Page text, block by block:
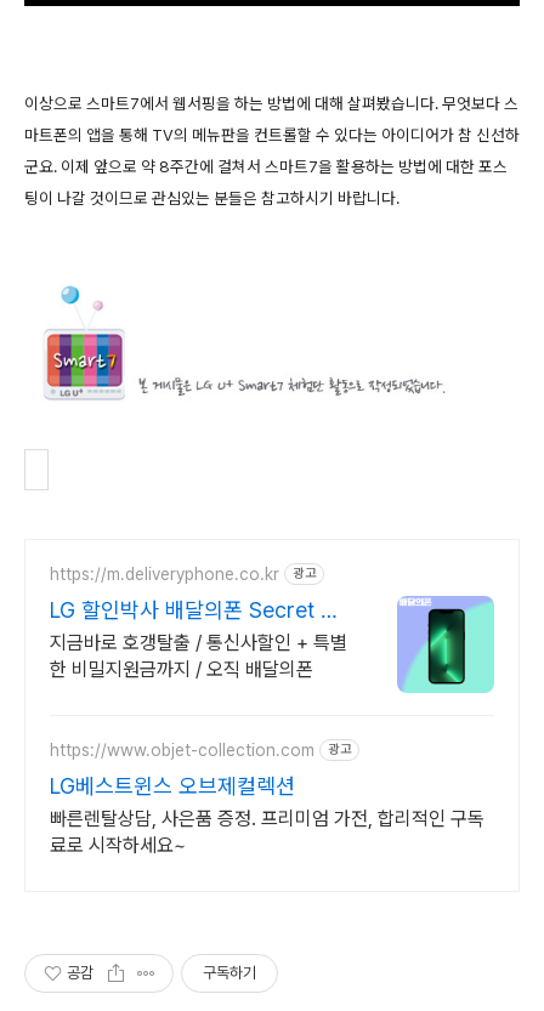
이상으로 스마트7에서 웹서핑을 하는 방법에 대해 살펴봤습니다. 무엇보다 스
마트폰의 앱을 통해 TV의 메뉴판을 컨트롤할 수 있다는 아이디어가 참 신선하
군요. 이제 앞으로 약 8주간에 걸쳐서 스마트7을 활용하는 방법에 대한 포스
팅이 나갈 것이므로 관심있는 분들은 참고하시기 바랍니다.
https://m.deliveryphone.co.kr 광고
LG 할인박사 배달의폰 Secret 비
밀지원금!
지금바로 호갱탈출 / 통신사할인 + 특별
한 비밀지원금까지 / 오직 배달의폰
https://www.objet-collection.com 광고
LG베스트윈스 오브제컬렉션
빠른렌탈상담, 사은품 증정. 프리미엄 가전, 합리적인 구독
료로 시작하세요~
공감 구독하기